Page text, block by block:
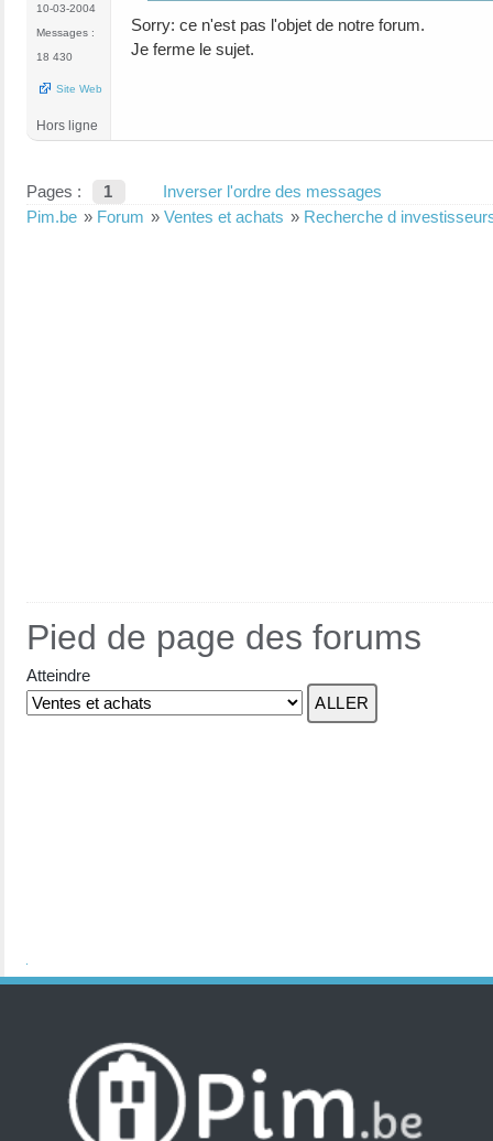
10-03-2004
Messages :
18 430
Site Web
Sorry: ce n'est pas l'objet de notre forum.
Je ferme le sujet.
Hors ligne
Pages : 1
Inverser l'ordre des messages
Pim.be » Forum » Ventes et achats » Recherche d
Pied de page des forums
Atteindre